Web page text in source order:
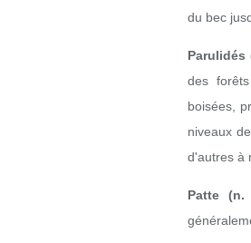
du bec
Parulidés
des
boisées,
niveaux
d'autres à
Patte